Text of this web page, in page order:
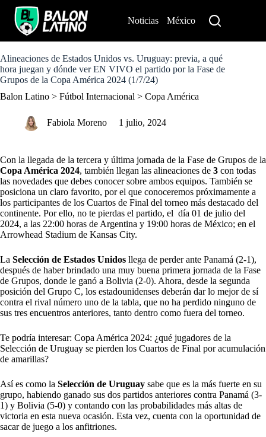
o
c
o
t
Noticias México
Alineaciones de Estados Unidos vs. Uruguay: previa, a qué
hora juegan y dónde ver EN VIVO el partido por la Fase de
Grupos de la Copa América 2024 (1/7/24)
Balon Latino > Fútbol Internacional > Copa América
Fabiola Moreno 1 julio, 2024
Con la llegada de la tercera y última jornada de la Fase de Grupos de la
Copa América 2024, también llegan las alineaciones de 3 con todas
las novedades que debes conocer sobre ambos equipos. También se
posiciona un claro favorito, por el que conoceremos próximamente a
los participantes de los Cuartos de Final del torneo más destacado del
continente. Por ello, no te pierdas el partido, el día 01 de julio del
2024, a las 22:00 horas de Argentina y 19:00 horas de México; en el
Arrowhead Stadium de Kansas City.
La Selección de Estados Unidos llega de perder ante Panamá (2-1),
después de haber brindado una muy buena primera jornada de la Fase
de Grupos, donde le ganó a Bolivia (2-0). Ahora, desde la segunda
posición del Grupo C, los estadounidenses deberán dar lo mejor de sí
contra el rival número uno de la tabla, que no ha perdido ninguno de
sus tres encuentros anteriores, tanto dentro como fuera del torneo.
Te podría interesar: Copa América 2024: ¿qué jugadores de la
Selección de Uruguay se pierden los Cuartos de Final por acumulación
de amarillas?
Así es como la Selección de Uruguay sabe que es la más fuerte en su
grupo, habiendo ganado sus dos partidos anteriores contra Panamá (3-
1) y Bolivia (5-0) y contando con las probabilidades más altas de
victoria en esta nueva ocasión. Esta vez, cuenta con la oportunidad de
sacar de juego a los anfitriones.